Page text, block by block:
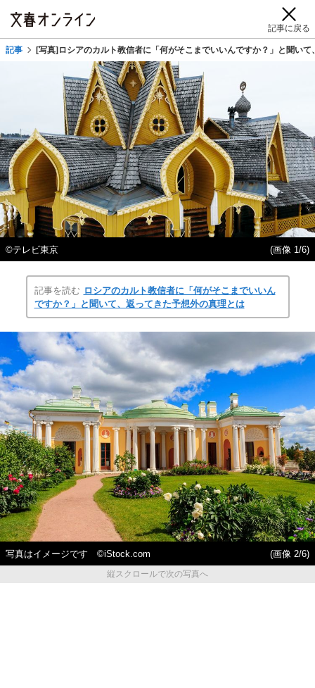
記事に戻る
記事 [写真]ロシアのカルト教信者に「何がそこまでいいんですか？」と聞い
©テレビ東京 (画像 1/6)
記事を読む ロシアのカルト教信者に「何がそこまでいいん
ですか？」と聞いて、返ってきた予想外の真理とは
写真はイメージです ©iStock.com
(画像 2/6)
縦スクロールで次の写真へ